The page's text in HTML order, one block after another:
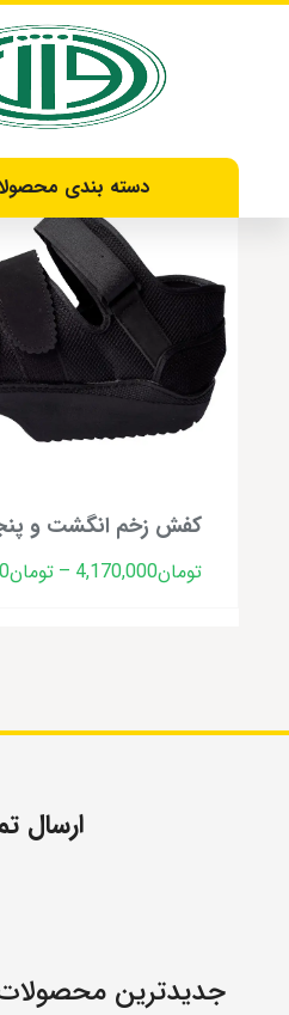
دسته بندی
Showing all 2 results
کفش زخم انگشت و
تومان4,170,000
– تومان
ارسال
جدیدترین